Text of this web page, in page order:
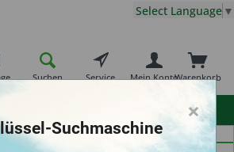
Suchen Service Warenkorb
Mein Konto
Select Language ▼
×
Suchmaschine